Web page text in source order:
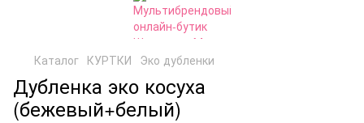
Каталог КУРТКИ Эко дубленки
Дубленка эко косуха
(бежевый+белый)